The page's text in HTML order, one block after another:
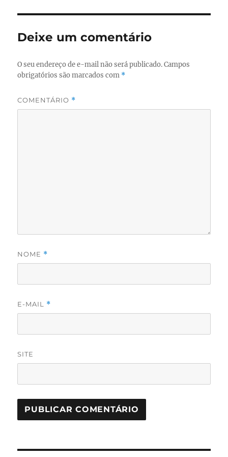
Deixe um comentário
O seu endereço de e-mail não será publicado. Campos
obrigatórios são marcados com *
COMENTÁRIO *
NOME *
E-MAIL *
SITE